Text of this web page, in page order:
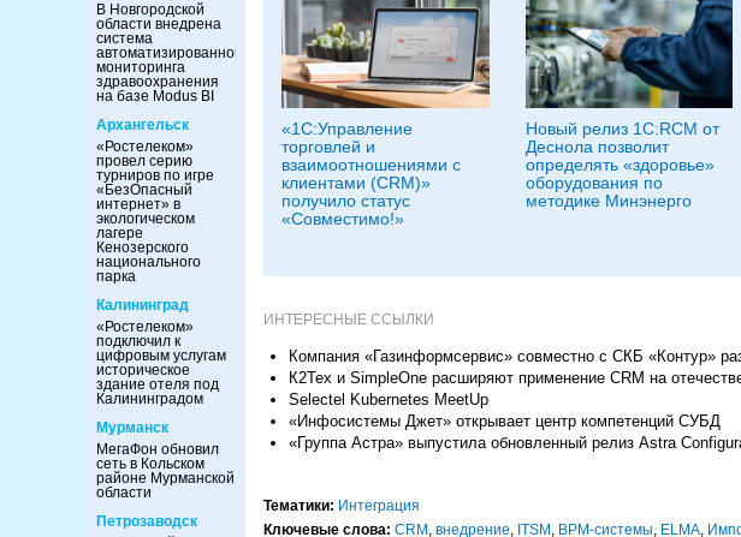
В Новгородской
области внедрена
система
автоматизированного
мониторинга
здравоохранения
на базе Modus BI
Архангельск
«Ростелеком»
провел серию
турниров по игре
«БезОпасный
интернет» в
экологическом
лагере
Кенозерского
национального
парка
Калининград
«Ростелеком»
подключил к
цифровым услугам
историческое
здание отеля под
Калининградом
Мурманск
МегаФон обновил
сеть в Кольском
районе Мурманской
области
Петрозаводск
«1С:Управление
торговлей и
взаимоотношениями с
клиентами (CRM)»
получило статус
«Совместимо!»
Новый релиз 1С:RCM от
Деснола позволит
определять «здоровье»
оборудования по
методике Минэнерго
ИНТЕРЕСНЫЕ ССЫЛКИ
Компания «Газинформсервис» совместно с СКБ «Контур»
К2Тех и SimpleOne расширяют применение CRM на
Selectel Kubernetes MeetUp
«Инфосистемы Джет» открывает центр компетенций СУБД
«Группа Астра» выпустила обновленный релиз Astra
Тематики: Интеграция
Ключевые слова: CRM, внедрение, ITSM, BPM-системы, ELMA,